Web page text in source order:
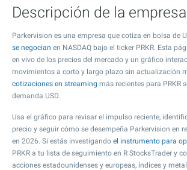
Descripción de la empresa
Parkervision es una empresa que cotiza en bolsa de
se negocian en NASDAQ bajo el ticker PRKR. Esta
en vivo de los precios del mercado y un gráfico
movimientos a corto y largo plazo sin actualización
cotizaciones en streaming más recientes para PRKR
demanda USD.
Usa el gráfico para revisar el impulso reciente,
precio y seguir cómo se desempeña Parkervision en
en 2026. Si estás investigando el instrumento para
PRKR a tu lista de seguimiento en R StocksTrader y
acciones estadounidenses y europeas, índices y